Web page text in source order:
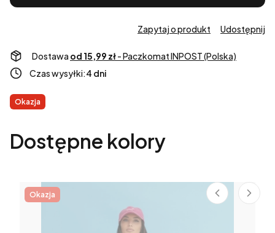
Zapytaj o produkt Udostępnij
Dostawa od 15,99 zł- Paczkomat INPOST (Polska)
Czas wysyłki:4 dni
Etykiety
Okazja
Dostępne kolory
Okazja